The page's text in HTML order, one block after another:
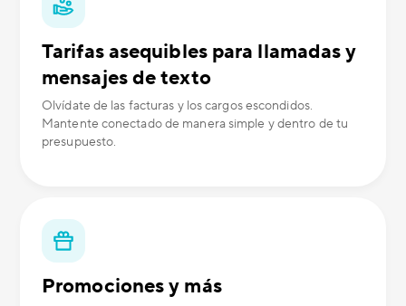
Tarifas asequibles para llamadas y
mensajes de texto
Olvídate de las facturas y los cargos escondidos.
Mantente conectado de manera simple y dentro de tu
presupuesto.
Promociones y más